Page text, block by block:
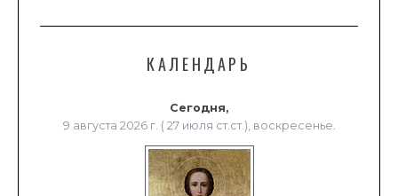
КАЛЕНДАРЬ
Сегодня,
9 августа 2026 г. ( 27 июля ст.ст.), воскресенье.